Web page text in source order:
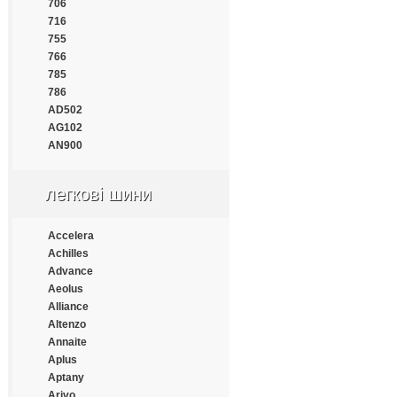
Continental
Cooper
Cooper Chengshan
Cossack
Cratos
CrossWind
Daewoo
Dayton
Debica
Distance
Double Happiness
Double Road
Doublestar
Doupro
Drivemaster
Dunlop
Duraturn
Durun
Eced
Ecovision
706
716
755
766
785
786
AD502
AG102
AN900
легкові шини
Accelera
Achilles
Advance
Aeolus
Alliance
Altenzo
Annaite
Aplus
Aptany